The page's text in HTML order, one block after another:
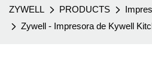
ZYWELL PRODUCTS
Zywell - Impresora de Kywell